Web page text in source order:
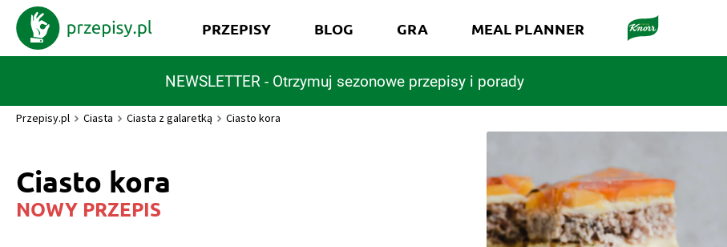
NEWSLETTER - Otrzymuj sezonowe przepisy i porady
PRZEPISY BLOG GRA MEAL PLANNER
Przepisy.pl Ciasta Ciasta z galaretką Ciasto kora
Ciasto kora
NOWY PRZEPIS